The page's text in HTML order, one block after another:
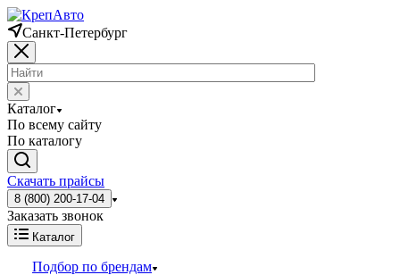
Санкт-Петербург
Каталог
По всему сайту
По каталогу
Скачать прайсы
8 (800) 200-17-04
Заказать звонок
Каталог
Подбор по брендам